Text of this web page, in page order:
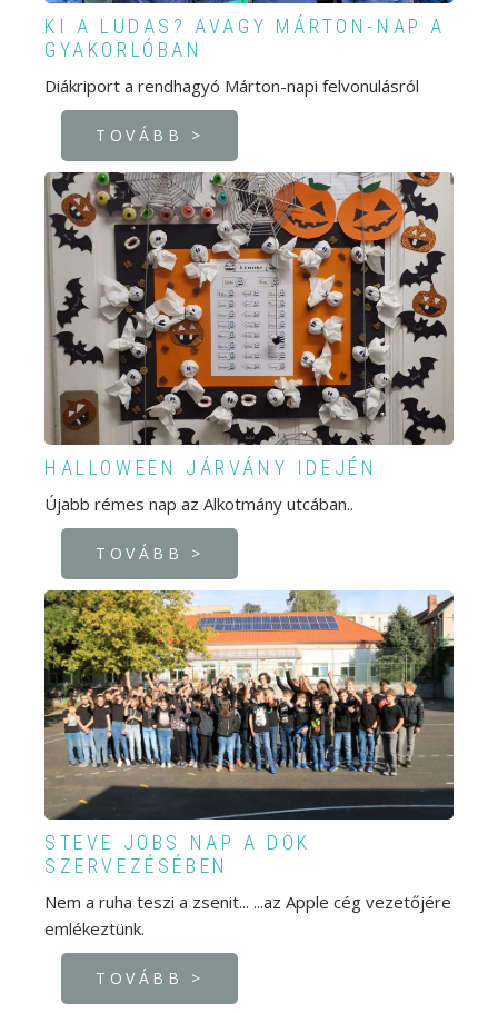
KI A LUDAS? AVAGY MÁRTON-NAP A
GYAKORLÓBAN
Diákriport a rendhagyó Márton-napi felvonulásról
TOVÁBB >
HALLOWEEN JÁRVÁNY IDEJÉN
Újabb rémes nap az Alkotmány utcában..
TOVÁBB >
STEVE JOBS NAP A DÖK
SZERVEZÉSÉBEN
Nem a ruha teszi a zsenit... ...az Apple cég vezetőjére
emlékeztünk.
TOVÁBB >